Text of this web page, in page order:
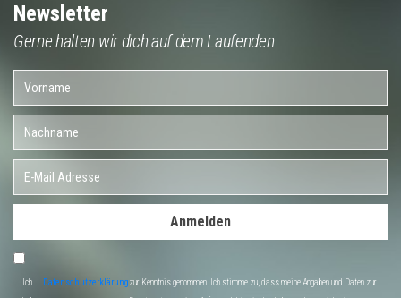
Newsletter
Gerne halten wir dich auf dem Laufenden
Anmelden
Ich
Datenschutzerklärungzur Kenntnis genommen. Ich stimme zu, dass meine Angaben und Daten zur